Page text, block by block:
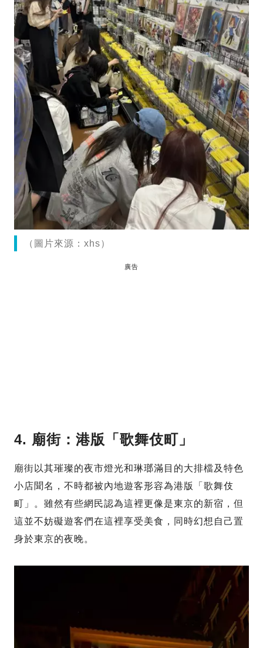
（圖片來源：xhs）
廣告
4. 廟街：港版「歌舞伎町」
廟街以其璀璨的夜市燈光和琳瑯滿目的大排檔及特色
小店聞名，不時都被內地遊客形容為港版「歌舞伎
町」。雖然有些網民認為這裡更像是東京的新宿，但
這並不妨礙遊客們在這裡享受美食，同時幻想自己置
身於東京的夜晚。